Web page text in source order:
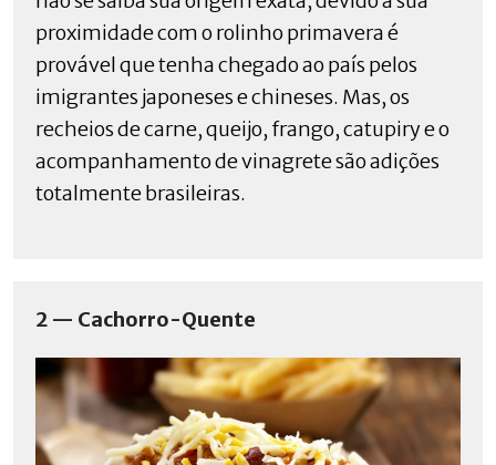
proximidade com o rolinho primavera é
provável que tenha chegado ao país pelos
imigrantes japoneses e chineses. Mas, os
recheios de carne, queijo, frango, catupiry e o
acompanhamento de vinagrete são adições
totalmente brasileiras.
2 — Cachorro-Quente